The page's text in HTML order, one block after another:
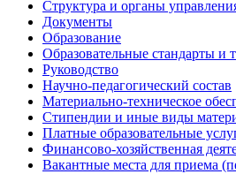
Структура и органы
Документы
Образование
Образовательные стандарты и
Руководство
Научно-педагогический состав
Материально-техническое
Стипендии и иные виды
Платные образовательные
Финансово-хозяйственная
Вакантные места для приема